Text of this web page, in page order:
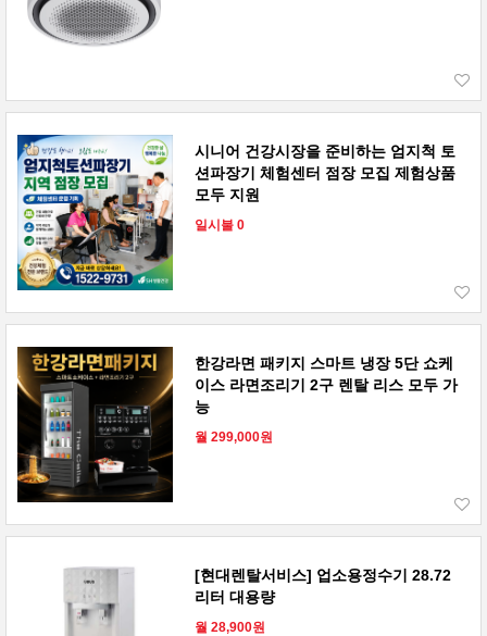
시니어 건강시장을 준비하는 엄지척 토
션파장기 체험센터 점장 모집 제험상품
모두 지원
일시불 0
한강라면 패키지 스마트 냉장 5단 쇼케
이스 라면조리기 2구 렌탈 리스 모두 가
능
월 299,000원
[현대렌탈서비스] 업소용정수기 28.72
리터 대용량
월 28,900원